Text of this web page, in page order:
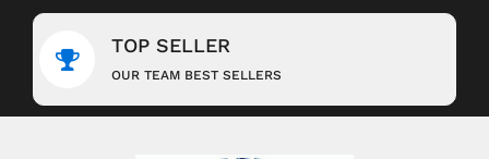
TOP SELLER
OUR TEAM BEST SELLERS